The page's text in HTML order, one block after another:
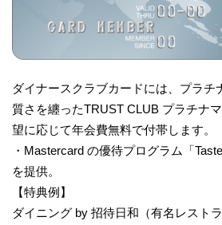
ダイナースクラブカードには、プラチ
質さを纏ったTRUST CLUB プラチナ
望に応じて年会費無料で付帯します。
・Mastercard の優待プログラム「
を提供。
【特典例】
ダイニング by 招待日和（有名レスト